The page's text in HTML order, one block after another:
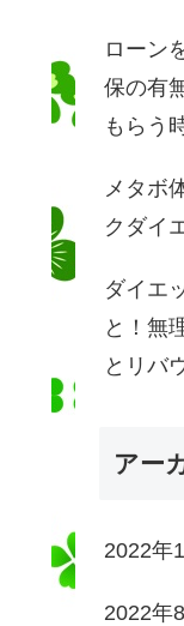
ローン
保の有
もらう
メタボ
クダイ
ダイエ
と！無
とリバ
アー
2022年
2022年